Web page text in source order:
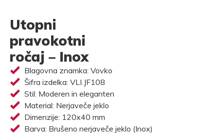
Utopni
pravokotni
ročaj – Inox
Blagovna znamka: Vovko
Šifra izdelka: VLI.JF108
Stil: Moderen in eleganten
Material: Nerjaveče jeklo
Dimenzije: 120x40 mm
Barva: Brušeno nerjaveče jeklo (Inox)